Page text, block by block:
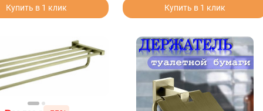
Купить в 1 клик Купить в 1 клик